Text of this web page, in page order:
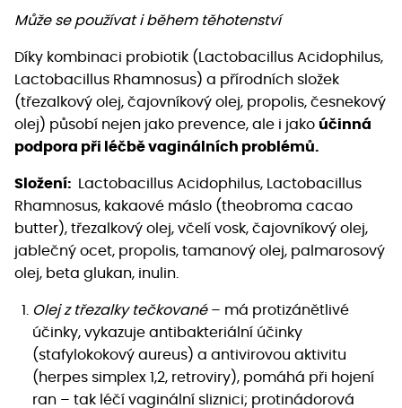
Může se používat i během těhotenství
Díky kombinaci probiotik (Lactobacillus Acidophilus,
Lactobacillus Rhamnosus) a přírodních složek
(třezalkový olej, čajovníkový olej, propolis, česnekový
olej) působí nejen jako prevence, ale i jako účinná
podpora při léčbě vaginálních problémů.
Složení:
Lactobacillus Acidophilus, Lactobacillus
Rhamnosus, kakaové máslo (theobroma cacao
butter), třezalkový olej, včelí vosk, čajovníkový olej,
jablečný ocet, propolis, tamanový olej, palmarosový
olej, beta glukan, inulin.
Olej z třezalky tečkované– má protizánětlivé
účinky, vykazuje antibakteriální účinky
(stafylokokový aureus) a antivirovou aktivitu
(herpes simplex 1,2, retroviry), pomáhá při hojení
ran – tak léčí vaginální sliznici; protinádorová